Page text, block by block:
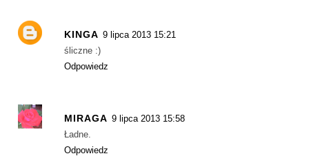
KINGA 9 lipca 2013 15:21
śliczne :)
Odpowiedz
MIRAGA 9 lipca 2013 15:58
Ładne.
Odpowiedz